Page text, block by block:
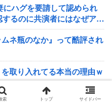
にハグを要請して認められ
るのに共演者にはなぜアド
ネ瓶のなか』って酷評され
取り入れてる本当の理由ｗ
索 トップ サイドバー